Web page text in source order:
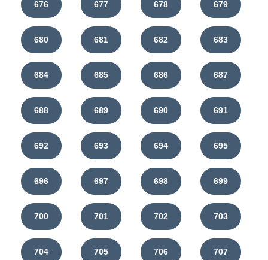
676 677 678 679
680 681 682 683
684 685 686 687
688 689 690 691
692 693 694 695
696 697 698 699
700 701 702 703
704 705 706 707